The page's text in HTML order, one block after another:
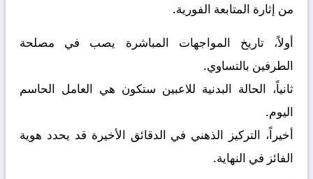
من إثارة المتابعة الفورية.
أولاً، تاريخ المواجهات المباشرة يصب في مصلحة
الطرفين بالتساوي.
ثانياً، الحالة البدنية للاعبين ستكون هي العامل الحاسم
اليوم.
أخيراً، التركيز الذهني في الدقائق الأخيرة قد يحدد هوية
الفائز في النهاية.